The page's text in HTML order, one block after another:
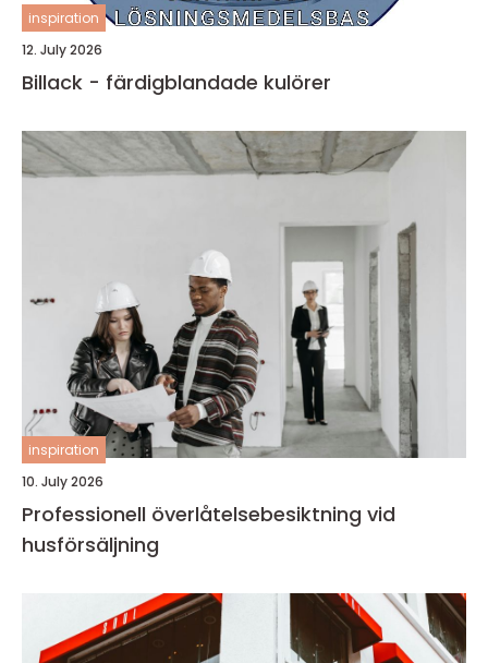
inspiration
12. July 2026
Billack - färdigblandade kulörer
inspiration
10. July 2026
Professionell överlåtelsebesiktning vid
husförsäljning